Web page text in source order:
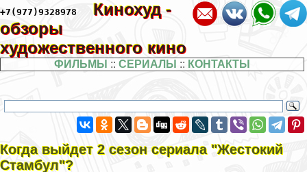
+7(977)9328978
Кинохуд -
обзоры
художественного кино
ФИЛЬМЫ :: СЕРИАЛЫ :: КОНТАКТЫ
Когда выйдет 2 сезон сериала "Жестокий
Стамбул"?